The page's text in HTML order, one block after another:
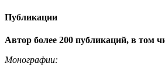
Публикации
Автор более 200 публикаций, в том
Монографии: